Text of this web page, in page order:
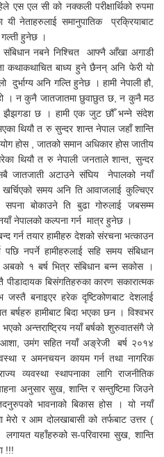
एस एल सी को नक्कली परीक्षार्थिको रुपमा
नेताहरुलाई समानुपातिक प्रक्रियाबाट
गल्ती हुनेछ ।
नबने निश्चित आफ्नै आँखा अगाडी
कथाकथाचित बाध्य हुने छैनन् अनि फेरी यो
दुर्भाग्य अनि गल्ति हुनेछ । हामी नेपाली हौ,
। न कुनै जातजातमा छुवाछुत छ, न कुनै मठ
झैझगडा छ । हामी एक जुट छौँ भन्ने संदेश
थियौ त रु सुन्दर शान्त नेपाल जहाँ शान्ति
होस , जातको समान अधिकार होस जातीय
थियौ त रु नेपाली जनताले शान्त, सुन्दर
जातजाती अटाउने संघिय नेपालको नयाँ
समय अनि ति आवाजलाई कुल्चिएर
सपना बोकाउने ति बुढा गोरुलाई जबसम्म
नेपालको कल्पना गर्न मात्र हुनेछ ।
गर्न तयार हामीहरु देशको संरचना भत्काउन
नपर्ने हामीहरुलाई सहि समय संबिधान
१ बर्ष भित्र संबिधान बन्न सकोस ।
बिसंगतिहरुका कारण सकारात्मक
जस्तै बनाइएर हरेक दृष्टिकोणबाट देशलाई
हामीबाट बिदा भएका छन । विश्वभर
अन्त्तराष्ट्रिय नयाँ बर्षको शुरुवातसंगै जे
उमंग सहित नयाँ अङ्रेजी बर्ष २०१४
र अमनचयन कायम गर्न तथा नागरिक
व्यवस्था स्थापनाका लागि राजनीतिक
अनुसार सुख, शान्ति र सन्तुष्टिमा जिउने
भावनाको बिकास होस । यो नयाँ
र आम दोलखाबासी को तर्फबाट उत्तर (
यहाँहरुको स-परिवारमा सुख, शान्ति
!!!